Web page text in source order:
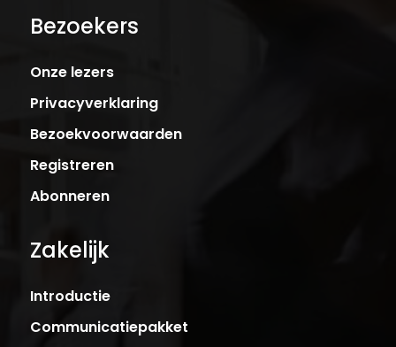
Bezoekers
Onze lezers
Privacyverklaring
Bezoekvoorwaarden
Registreren
Abonneren
Zakelijk
Introductie
Communicatiepakket